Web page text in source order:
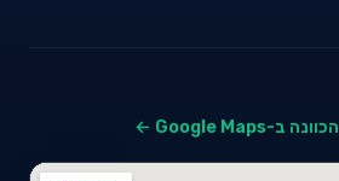
הכוונה ב-Google Maps ←